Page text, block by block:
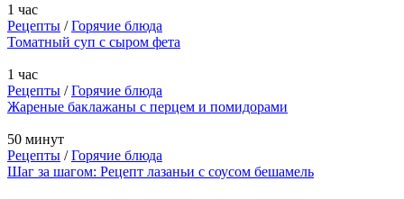
1 час
Рецепты /Горячие блюда
Томатный суп с сыром фета
1 час
Рецепты /Горячие блюда
Жареные баклажаны с перцем и помидорами
50 минут
Рецепты /Горячие блюда
Шаг за шагом: Рецепт лазаньи с соусом бешамель